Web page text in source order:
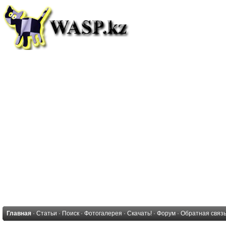
Главная · Статьи · Поиск · Фотогалерея · Скачать! · Форум · Обратная связь